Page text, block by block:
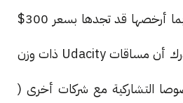
سعرها حتى 1300$ وربما أرخصها قد تجدها بسعر 300$
تقريبا. لكن، عليك أن تدرك أن مساقات Udacity ذات وزن
التشاركية مع شركات أخرى (